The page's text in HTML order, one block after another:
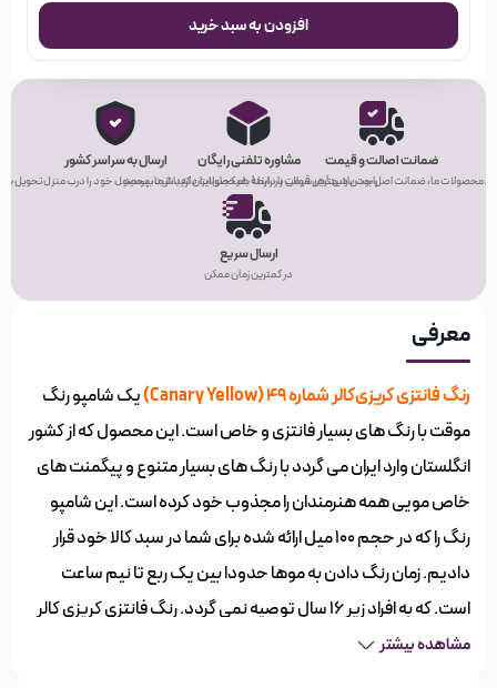
افزودن به سبد خرید
ضمانت اصالت و قیمت
محصولات ما، ضمانت اصل بودن و بهترین قیمت را دارند!
مشاوره تلفنی رایگان
راحت باشید! هر سوالی در رابطه با محصولات دارید، از ما بپرسید.
ارسال به سراسر کشور
هر کجای ایران که باشید، محصول خود را درب منزل تحویل
ارسال سریع
در کمترین زمان ممکن
معرفی
رنگ فانتزی کریزی‌کالر شماره 49 (Canary Yellow)
یک شامپو رنگ
موقت با رنگ های بسیار فانتزی و خاص است. این محصول که از کشور
انگلستان وارد ایران می گردد با رنگ های بسیار متنوع و پیگمنت های
خاص مویی همه هنرمندان را مجذوب خود کرده است. این شامپو
رنگ را که در حجم ۱۰۰ میل ارائه شده برای شما در سبد کالا خود قرار
دادیم. زمان رنگ دادن به موها حدودا بین یک ربع تا نیم ساعت
است. که به افراد زیر ۱۶ سال توصیه نمی گردد. رنگ فانتزی کریزی کالر
نیاز به ترکیب با اکسیدان ندارد و به سادگی بر روی هر مویی که پایه
مشاهده بیشتر